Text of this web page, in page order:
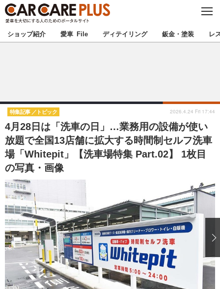
C
S
E
★カーケアプラス認定★ 厳選プロショップを地域から探す
甲信越 北陸
東海 関西
中国 四国
注目の記事
ショップレポート 愛車 File
自動車豆知識 ストップ！不具合修理＆粗悪修理
鈑金・塗装
ディテイリング
ディテイリング 洗車
ヘッドライト磨き コーティング
フィルム・ラッピング
鈑金・塗装
小キズ直し 防錆
特集記事
ストップ 不具合修理＆粗悪修理
カーメーカー「旧車」関連プロジェ
ショップ紹介
ショップ紹介 愛車 File ディテイリング 鈑金・塗装 レ
4月28日は「洗車の日」…業務用の設備が使い
放題で全国13店舗に拡大する時間制セルフ洗車
場「Whitepit」【洗車場特集 Part.02】 1枚目
の写真・画像
特集記事 トピック 2026.4.24 Fri 17:44